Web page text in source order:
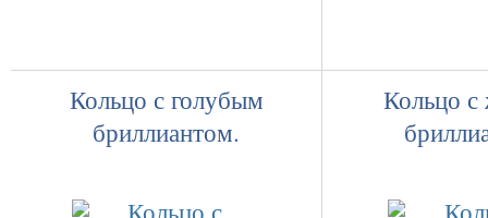
Кольцо с голубым
бриллиантом.
Кольцо